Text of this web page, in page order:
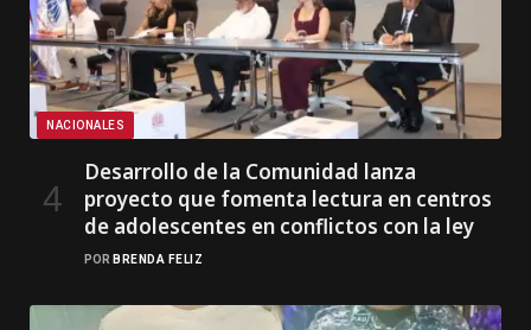
NACIONALES
Desarrollo de la Comunidad lanza
proyecto que fomenta lectura en centros
de adolescentes en conflictos con la ley
POR BRENDA FELIZ